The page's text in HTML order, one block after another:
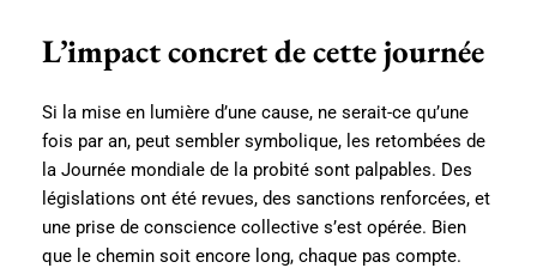
L’impact concret de cette journée
Si la mise en lumière d’une cause, ne serait-ce qu’une
fois par an, peut sembler symbolique, les retombées de
la Journée mondiale de la probité sont palpables. Des
législations ont été revues, des sanctions renforcées, et
une prise de conscience collective s’est opérée. Bien
que le chemin soit encore long, chaque pas compte.